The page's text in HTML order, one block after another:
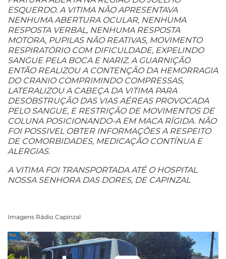
ESQUERDO. A VITIMA NÃO APRESENTAVA
NENHUMA ABERTURA OCULAR, NENHUMA
RESPOSTA VERBAL, NENHUMA RESPOSTA
MOTORA, PUPILAS NÃO REATIVAS, MOVIMENTO
RESPIRATÓRIO COM DIFICULDADE, EXPELINDO
SANGUE PELA BOCA E NARIZ. A GUARNIÇÃO
ENTÃO REALIZOU A CONTENÇÃO DA HEMORRAGIA
DO CRANIO COMPRIMINDO COMPRESSAS,
LATERALIZOU A CABEÇA DA VITIMA PARA
DESOBSTRUÇÃO DAS VIAS AÉREAS PROVOCADA
PELO SANGUE, E RESTRIÇÃO DE MOVIMENTOS DE
COLUNA POSICIONANDO-A EM MACA RÍGIDA. NÃO
FOI POSSIVEL OBTER INFORMAÇÕES A RESPEITO
DE COMORBIDADES, MEDICAÇÃO CONTÍNUA E
ALERGIAS.
A VITIMA FOI TRANSPORTADA ATÉ O HOSPITAL
NOSSA SENHORA DAS DORES, DE CAPINZAL
Imagens Rádio Capinzal